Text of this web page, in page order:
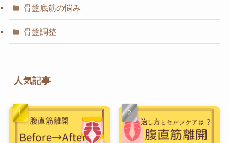
骨盤底筋の悩み
骨盤調整
人気記事